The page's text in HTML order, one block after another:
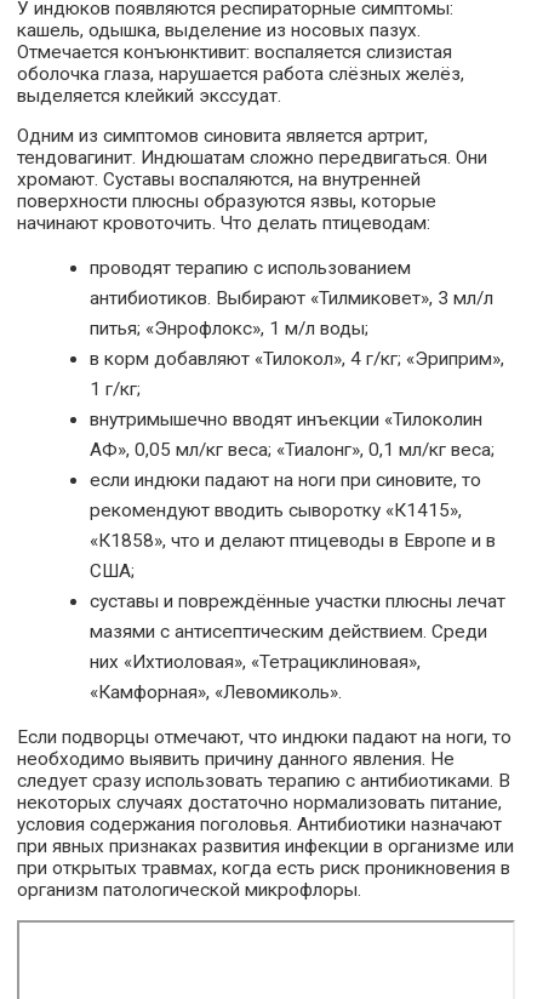
У индюков появляются респираторные симптомы:
кашель, одышка, выделение из носовых пазух.
Отмечается конъюнктивит: воспаляется слизистая
оболочка глаза, нарушается работа слёзных желёз,
выделяется клейкий экссудат.
Одним из симптомов синовита является артрит,
тендовагинит. Индюшатам сложно передвигаться. Они
хромают. Суставы воспаляются, на внутренней
поверхности плюсны образуются язвы, которые
начинают кровоточить. Что делать птицеводам:
проводят терапию с использованием
антибиотиков. Выбирают «Тилмиковет», 3 мл/л
питья; «Энрофлокс», 1 м/л воды;
в корм добавляют «Тилокол», 4 г/кг; «Эриприм»,
1 г/кг;
внутримышечно вводят инъекции «Тилоколин
АФ», 0,05 мл/кг веса; «Тиалонг», 0,1 мл/кг веса;
если индюки падают на ноги при синовите, то
рекомендуют вводить сыворотку «К1415»,
«К1858», что и делают птицеводы в Европе и в
США;
суставы и повреждённые участки плюсны лечат
мазями с антисептическим действием. Среди
них «Ихтиоловая», «Тетрациклиновая»,
«Камфорная», «Левомиколь».
Если подворцы отмечают, что индюки падают на ноги, то
необходимо выявить причину данного явления. Не
следует сразу использовать терапию с антибиотиками. В
некоторых случаях достаточно нормализовать питание,
условия содержания поголовья. Антибиотики назначают
при явных признаках развития инфекции в организме или
при открытых травмах, когда есть риск проникновения в
организм патологической микрофлоры.